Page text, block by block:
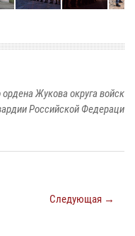
Жукова округа войск
Российской Федераци
Следующая →